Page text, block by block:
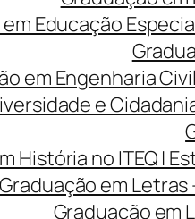
Educação
em Engenharia
e
História no ITEQ |
Graduação em Letras
Graduação em